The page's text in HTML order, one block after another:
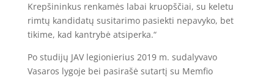
Krepšininkus renkamės labai kruopščiai, su keletu
rimtų kandidatų susitarimo pasiekti nepavyko, bet
tikime, kad kantrybė atsiperka.“
Po studijų JAV legionierius 2019 m. sudalyvavo
Vasaros lygoje bei pasirašė sutartį su Memfio